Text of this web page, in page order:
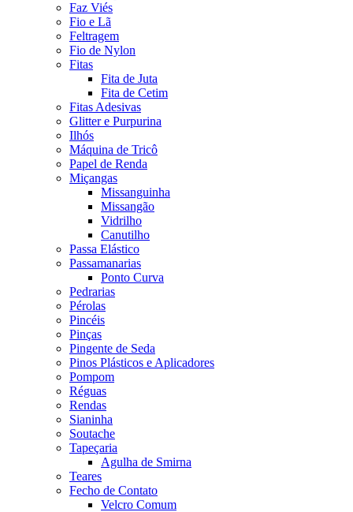
Faz Viés
Fio e Lã
Feltragem
Fio de Nylon
Fitas
Fita de Juta
Fita de Cetim
Fitas Adesivas
Glitter e Purpurina
Ilhós
Máquina de Tricô
Papel de Renda
Miçangas
Missanguinha
Missangão
Vidrilho
Canutilho
Passa Elástico
Passamanarias
Ponto Curva
Pedrarias
Pérolas
Pincéis
Pinças
Pingente de Seda
Pinos Plásticos e Aplicadores
Pompom
Réguas
Rendas
Sianinha
Soutache
Tapeçaria
Agulha de Smirna
Teares
Fecho de Contato
Velcro Comum